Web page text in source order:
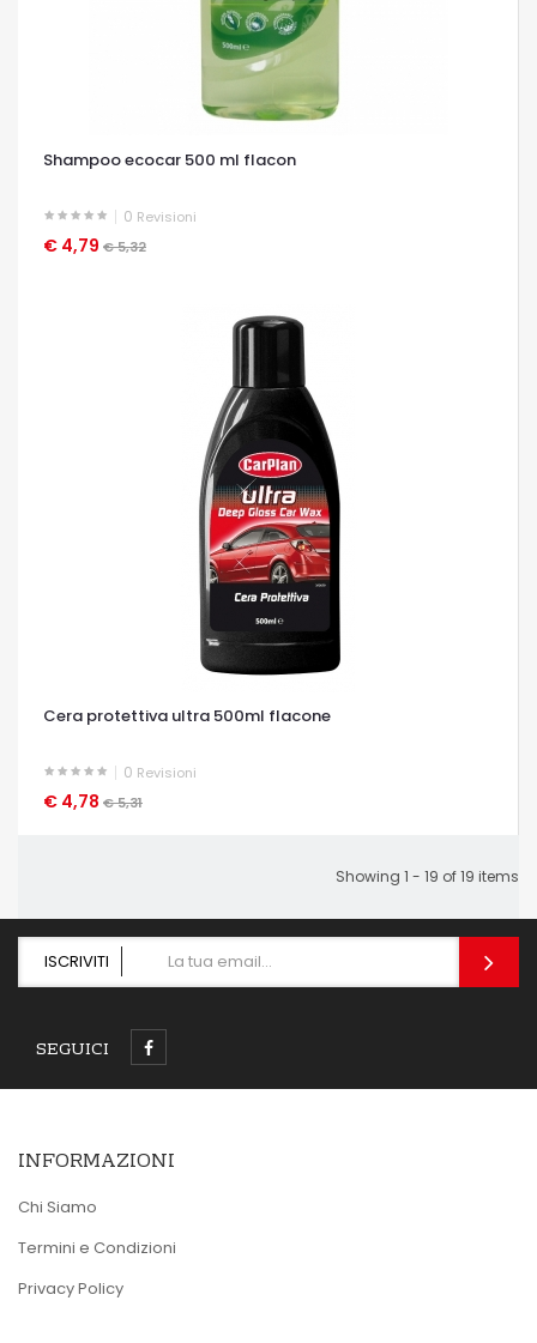
Shampoo ecocar 500 ml flacon
0 Revisioni
€ 4,79 € 5,32
OCCHIATA VELOCE
Cera protettiva ultra 500ml flacone
0 Revisioni
€ 4,78 € 5,31
OCCHIATA VELOCE
Showing 1 - 19 of 19 items
ISCRIVITI
SEGUICI
INFORMAZIONI
Chi Siamo
Termini e Condizioni
Privacy Policy